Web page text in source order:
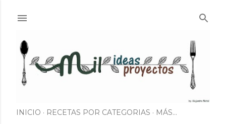
INICIO RECETAS POR CATEGORIAS MÁS…